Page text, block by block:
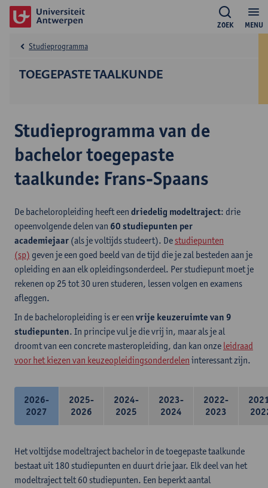
MENU
ZOEK
TOEGEPASTE TAALKUNDE
Studieprogramma
Studieprogramma van de
bachelor toegepaste
taalkunde: Frans-Spaans
De bacheloropleiding heeft een driedelig modeltraject: drie
opeenvolgende delen van 60 studiepunten per
academiejaar (als je voltijds studeert). De studiepunten
(sp) geven je een goed beeld van de tijd die je zal besteden aan je
opleiding en aan elk opleidingsonderdeel. Per studiepunt moet je
rekenen op 25 tot 30 uren studeren, lessen volgen en examens
afleggen.
In de bacheloropleiding is er een vrije keuzeruimte van 9
studiepunten. In principe vul je die vrij in, maar als je al
droomt van een concrete masteropleiding, dan kan onze leidraad
voor het kiezen van keuzeopleidingsonderdelen interessant zijn.
2026-
2027
2025-
2026
2024-
2025
2023-
2024
2022-
2023
Het voltijdse modeltraject bachelor in de toegepaste taalkunde
bestaat uit 180 studiepunten en duurt drie jaar. Elk deel van het
modeltraject telt 60 studiepunten. Een beperkt aantal